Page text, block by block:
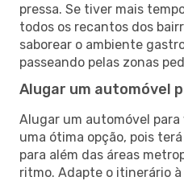
pressa. Se tiver mais
todos os recantos dos
saborear o ambiente
passeando pelas zonas
Alugar um automóvel
Alugar um automóvel
uma ótima opção, pois
para além das áreas
ritmo. Adapte o itinerário